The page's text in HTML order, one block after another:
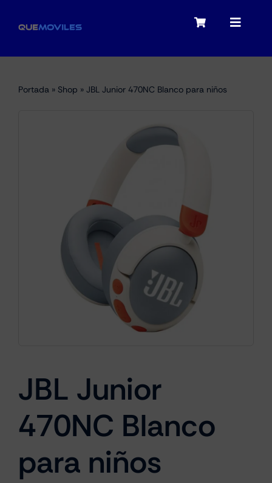
Toggle
My account
Checkout
Toggle
Portátiles
Smartwatches
Cámaras
Marcas
Portada » Shop » JBL Junior 470NC Blanco para niños
JBL Junior
470NC Blanco
para niños